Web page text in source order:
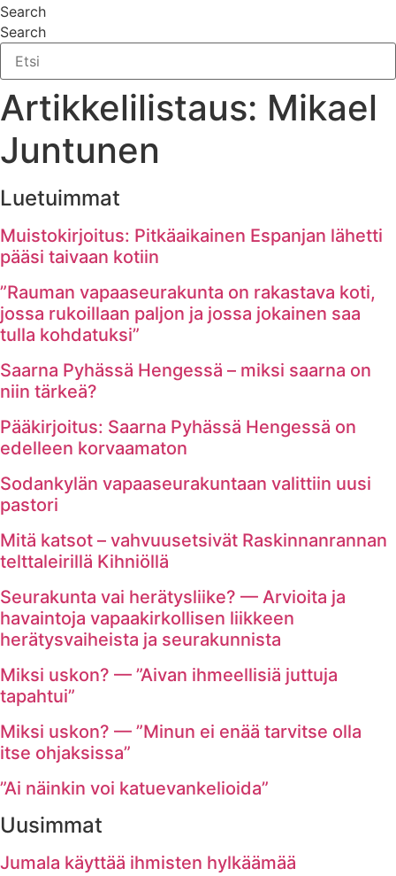
Search
Search
Artikkelilistaus: Mikael
Juntunen
Luetuimmat
Muistokirjoitus: Pitkäaikainen Espanjan lähetti
pääsi taivaan kotiin
”Rauman vapaaseurakunta on rakastava koti,
jossa rukoillaan paljon ja jossa jokainen saa
tulla kohdatuksi”
Saarna Pyhässä Hengessä – miksi saarna on
niin tärkeä?
Pääkirjoitus: Saarna Pyhässä Hengessä on
edelleen korvaamaton
Sodankylän vapaaseurakuntaan valittiin uusi
pastori
Mitä katsot – vahvuusetsivät Raskinnanrannan
telttaleirillä Kihniöllä
Seurakunta vai herätysliike? — Arvioita ja
havaintoja vapaakirkollisen liikkeen
herätysvaiheista ja seurakunnista
Miksi uskon? — ”Aivan ihmeellisiä juttuja
tapahtui”
Miksi uskon? — ”Minun ei enää tarvitse olla
itse ohjaksissa”
”Ai näinkin voi katuevankelioida”
Uusimmat
Jumala käyttää ihmisten hylkäämää